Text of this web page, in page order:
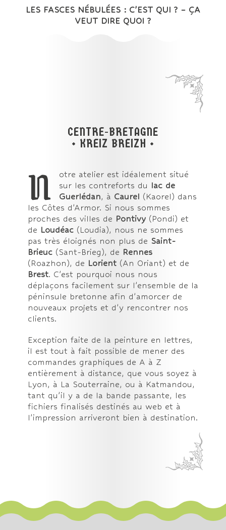
LES FASCES NÉBULÉES : C’EST QUI ?– ÇA
VEUT DIRE QUOI ?
CENTRE-BRETAGNE
• KREIZ BREIZH •
N
otre atelier est idéalement situé
sur les contreforts du lac de
Guerlédan, à Caurel (Kaorel) dans
les Côtes d’Armor. Si nous sommes
proches des villes de Pontivy (Pondi) et
de Loudéac (Loudia), nous ne sommes
pas très éloignés non plus de Saint-
Brieuc (Sant-Brieg), de Rennes
(Roazhon), de Lorient(An Oriant) et de
Brest. C’est pourquoi nous nous
déplaçons facilement sur l’ensemble de la
péninsule bretonne afin d’amorcer de
nouveaux projets et d’y rencontrer nos
clients.
Exception faite de la peinture en lettres,
il est tout à fait possible de mener des
commandes graphiques de A à Z
entièrement à distance, que vous soyez à
Lyon, à La Souterraine, ou à Katmandou,
tant qu’il y a de la bande passante, les
fichiers finalisés destinés au web et à
l’impression arriveront bien à destination.